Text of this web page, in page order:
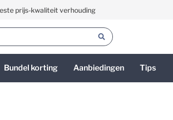
prijs-kwaliteit verhouding
Bundel korting Aanbiedingen Tips